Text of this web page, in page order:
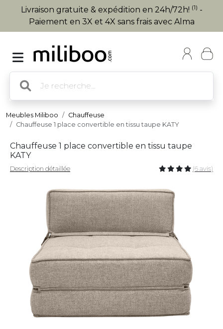
Livraison gratuite & expédition en 24h/72h! (1) -
Paiement en 3X et 4X sans frais avec Alma
Meubles Miliboo
Chauffeuse
Chauffeuse 1 place convertible en tissu taupe KATY
Chauffeuse 1 place convertible en tissu taupe
KATY
Description détaillée (6 avis)